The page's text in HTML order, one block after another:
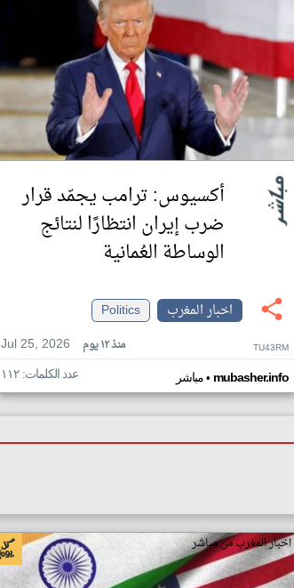
أكسيوس: ترامب يجمّد قرار
ضرب إيران انتظارًا لنتائج
الوساطة العُمانية
اخبار المغرب
Politics
Jul 25, 2026
منذ ١٢ يوم TU43RM
مباشر• mubasher.info عدد الكلمات: ١١٢
اخبار المغرب من مباشر